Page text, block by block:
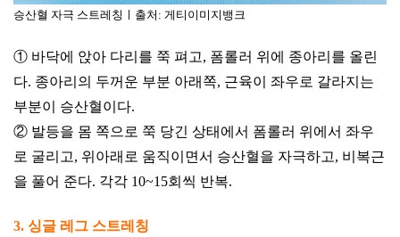
승산혈 자극 스트레칭ㅣ출처: 게티이미지뱅크
① 바닥에 앉아 다리를 쭉 펴고, 폼롤러 위에 종아리를 올린
다. 종아리의 두꺼운 부분 아래쪽, 근육이 좌우로 갈라지는
부분이 승산혈이다.
② 발등을 몸 쪽으로 쭉 당긴 상태에서 폼롤러 위에서 좌우
로 굴리고, 위아래로 움직이면서 승산혈을 자극하고, 비복근
을 풀어 준다. 각각 10~15회씩 반복.
3. 싱글 레그 스트레칭